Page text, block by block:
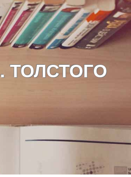
ТОЛСТОГО